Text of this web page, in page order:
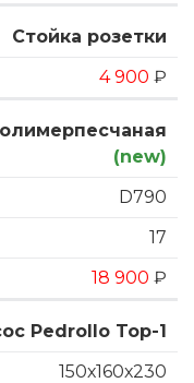
Стойка розетки
4 900 ₽
(new)
D790
17
18 900 ₽
Pedrollo Top-1
150х160х230